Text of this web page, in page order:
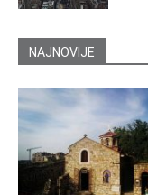
NAJNOVIJE